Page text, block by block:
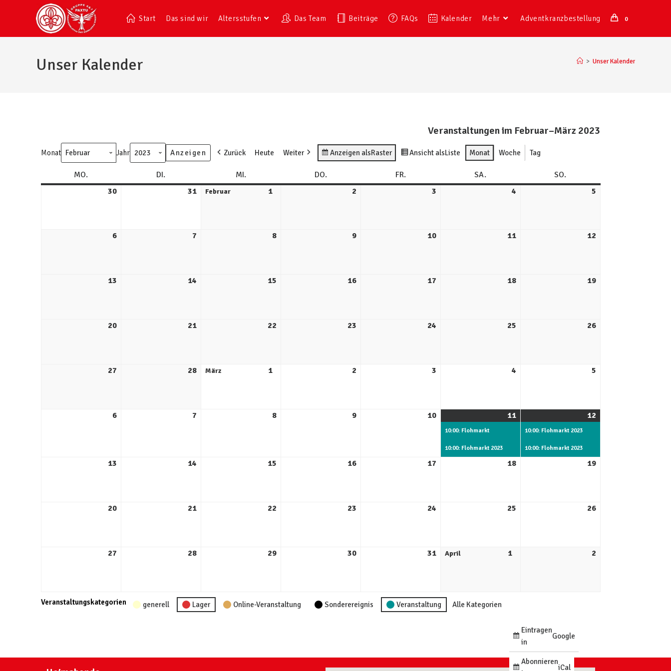
Start Das sind wir Altersstufen Das Team Beiträge FAQs Kalender Mehr Adventkranzbestellung 0
Unser Kalender > Unser Kalender
Veranstaltungen im Februar–März 2023
Monat Jahr Zurück Heute Weiter Anzeigen alsRaster Ansicht alsListe Monat Woche Tag
MO. DI. MI. DO. FR. SA.
SO.
30
31 Februar 1 2 3 4 5
6 7 8 9 10 11 12
13 14 15 16 17 18 19
20 21 22 23 24 25 26
27 28 März 1 2 3 4 5
6 7 8 9 10 11
10:00: Flohmarkt
10:00: Flohmarkt 2023
12
10:00: Flohmarkt 2023
10:00: Flohmarkt 2023
13 14 15 16 17 18 19
20 21 22 23 24 25 26
27 28 29 30 31 April 1 2
Veranstaltungskategorien generell Lager Online-Veranstaltung Sonderereignis Veranstaltung Alle Kategorien
Eintragen
in
Google
Abonnieren
iCal